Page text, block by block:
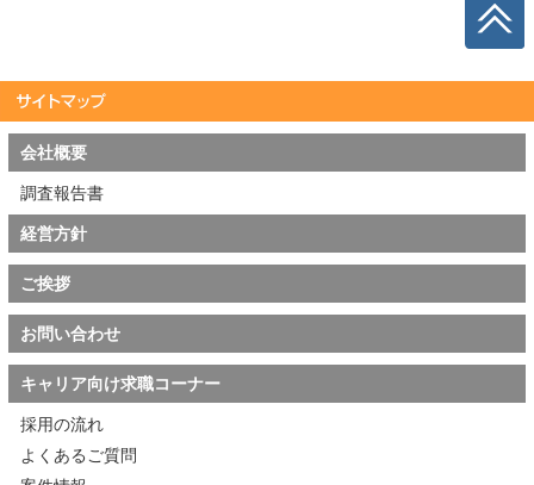
会社概要
調査報告書
経営方針
ご挨拶
お問い合わせ
キャリア向け求職コーナー
採用の流れ
よくあるご質問